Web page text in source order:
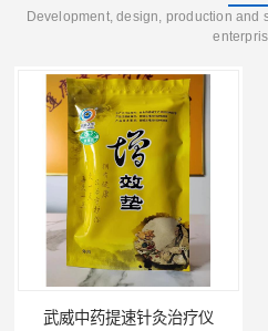
Development, design, production and
武威中药提速针灸治疗仪